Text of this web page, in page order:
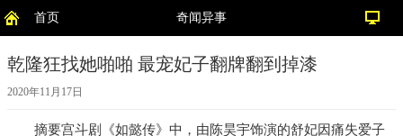
首页 奇闻异事
乾隆狂找她啪啪 最宠妃子翻牌翻到掉漆
2020年11月17日
摘要宫斗剧《如懿传》中，由陈昊宇饰演的舒妃因痛失爱子